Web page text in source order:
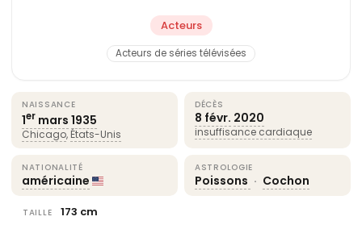
Acteurs
Acteurs de séries télévisées
NAISSANCE
1er mars 1935
Chicago, États-Unis
DÉCÈS
8 févr. 2020
insuffisance cardiaque
NATIONALITÉ
américaine
ASTROLOGIE
Poissons · Cochon
TAILLE 173 cm